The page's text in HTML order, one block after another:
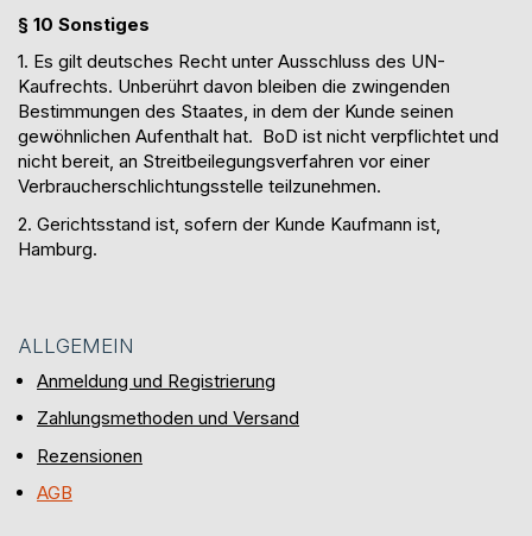
§ 10 Sonstiges
1. Es gilt deutsches Recht unter Ausschluss des UN-
Kaufrechts. Unberührt davon bleiben die zwingenden
Bestimmungen des Staates, in dem der Kunde seinen
gewöhnlichen Aufenthalt hat. BoD ist nicht verpflichtet und
nicht bereit, an Streitbeilegungsverfahren vor einer
Verbraucherschlichtungsstelle teilzunehmen.
2. Gerichtsstand ist, sofern der Kunde Kaufmann ist,
Hamburg.
ALLGEMEIN
Anmeldung und Registrierung
Zahlungsmethoden und Versand
Rezensionen
AGB